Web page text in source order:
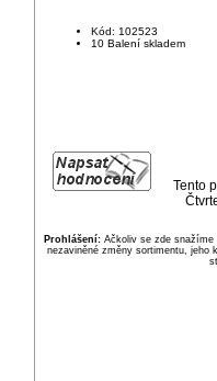
Kód: 102523
10 Balení skladem
Tento
Prohlášení:Ačkoliv se zde snažíme
nezaviněné změny sortimentu, jeho